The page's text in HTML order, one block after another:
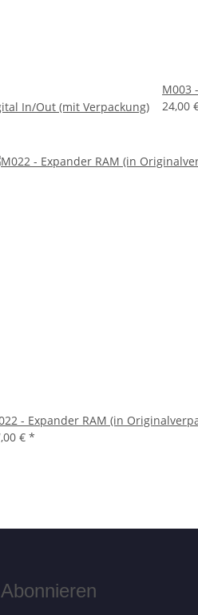
In/Out (mit Verpackung)
M003
24,00
- Expander RAM (in
€ *